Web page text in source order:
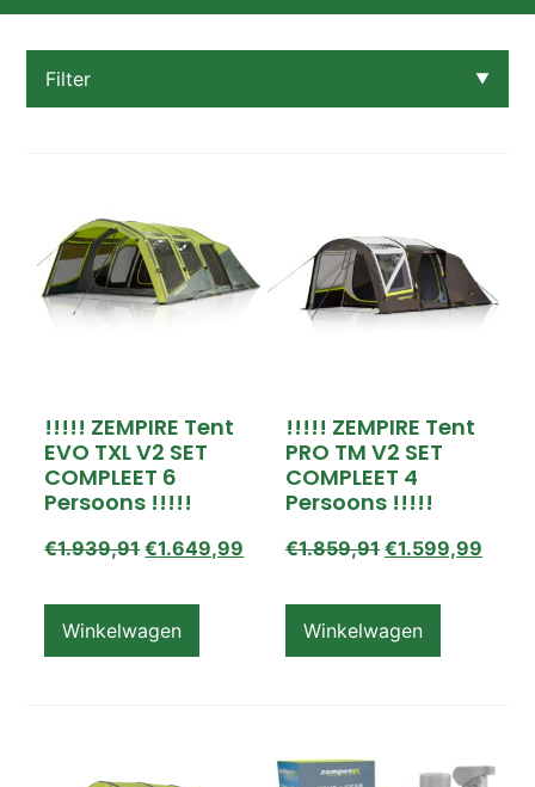
Filter ▼
OPRUIMING OP=OP!
Rugzakken
Slaapartikelen
Tenten
Verlichting
€19,00 – €639,00
€639,00 – €1.259,00
€1.259,00 – €1.879,00
€1.879,00 – €2.499,00
Beschikbaarheid
!!!!! ZEMPIRE Tent
EVO TXL V2 SET
COMPLEET 6
Persoons !!!!!
€1.939,91 €1.649,99
Winkelwagen
!!!!! ZEMPIRE Tent
PRO TM V2 SET
COMPLEET 4
Persoons !!!!!
€1.859,91 €1.599,99
Winkelwagen